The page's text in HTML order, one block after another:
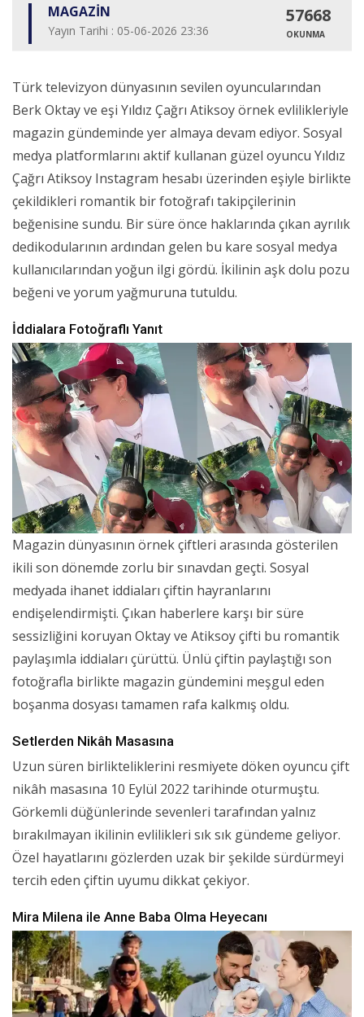
MAGAZİN
Yayın Tarihi : 05-06-2026 23:36
57668
OKUNMA
Türk televizyon dünyasının sevilen oyuncularından
Berk Oktay ve eşi Yıldız Çağrı Atiksoy örnek evlilikleriyle
magazin gündeminde yer almaya devam ediyor. Sosyal
medya platformlarını aktif kullanan güzel oyuncu Yıldız
Çağrı Atiksoy Instagram hesabı üzerinden eşiyle birlikte
çekildikleri romantik bir fotoğrafı takipçilerinin
beğenisine sundu. Bir süre önce haklarında çıkan ayrılık
dedikodularının ardından gelen bu kare sosyal medya
kullanıcılarından yoğun ilgi gördü. İkilinin aşk dolu pozu
beğeni ve yorum yağmuruna tutuldu.
İddialara Fotoğraflı Yanıt
Magazin dünyasının örnek çiftleri arasında gösterilen
ikili son dönemde zorlu bir sınavdan geçti. Sosyal
medyada ihanet iddiaları çiftin hayranlarını
endişelendirmişti. Çıkan haberlere karşı bir süre
sessizliğini koruyan Oktay ve Atiksoy çifti bu romantik
paylaşımla iddiaları çürüttü. Ünlü çiftin paylaştığı son
fotoğrafla birlikte magazin gündemini meşgul eden
boşanma dosyası tamamen rafa kalkmış oldu.
Setlerden Nikâh Masasına
Uzun süren birlikteliklerini resmiyete döken oyuncu çift
nikâh masasına 10 Eylül 2022 tarihinde oturmuştu.
Görkemli düğünlerinde sevenleri tarafından yalnız
bırakılmayan ikilinin evlilikleri sık sık gündeme geliyor.
Özel hayatlarını gözlerden uzak bir şekilde sürdürmeyi
tercih eden çiftin uyumu dikkat çekiyor.
Mira Milena ile Anne Baba Olma Heyecanı